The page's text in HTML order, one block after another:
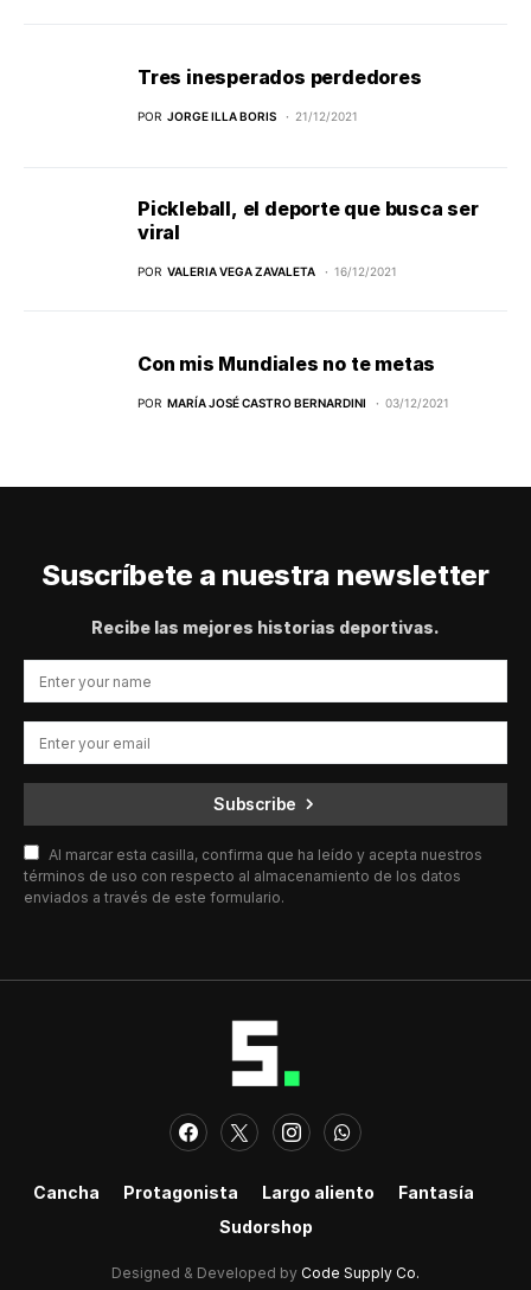
Tres inesperados perdedores
POR JORGE ILLA BORIS 21/12/2021
Pickleball, el deporte que busca ser
viral
POR VALERIA VEGA ZAVALETA 16/12/2021
Con mis Mundiales no te metas
POR MARÍA JOSÉ CASTRO BERNARDINI 03/12/2021
Suscríbete a nuestra newsletter
Recibe las mejores historias deportivas.
Subscribe
Al marcar esta casilla, confirma que ha leído y acepta nuestros
términos de uso con respecto al almacenamiento de los datos
enviados a través de este formulario.
Cancha Protagonista Largo aliento
Fantasía
Sudorshop
Designed & Developed by Code Supply Co.